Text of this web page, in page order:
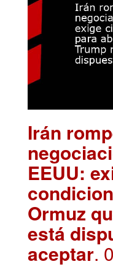
Irán
EEUU:
Ormuz
está
aceptar.